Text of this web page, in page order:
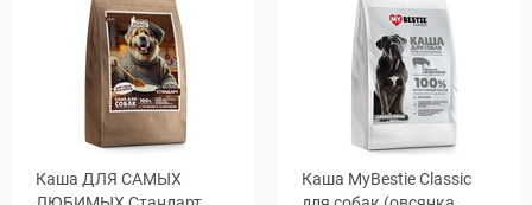
Каша ДЛЯ САМЫХ
Каша MуBestie Classic